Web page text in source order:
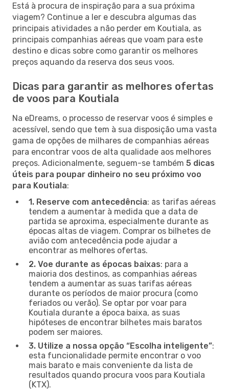
Está à procura de inspiração para a sua próxima
viagem? Continue a ler e descubra algumas das
principais atividades a não perder em Koutiala, as
principais companhias aéreas que voam para este
destino e dicas sobre como garantir os melhores
preços aquando da reserva dos seus voos.
Dicas para garantir as melhores ofertas
de voos para Koutiala
Na eDreams, o processo de reservar voos é simples e
acessível, sendo que tem à sua disposição uma vasta
gama de opções de milhares de companhias aéreas
para encontrar voos de alta qualidade aos melhores
preços. Adicionalmente, seguem-se também 5 dicas
úteis para poupar dinheiro no seu próximo voo
para Koutiala:
1. Reserve com antecedência: as tarifas aéreas
tendem a aumentar à medida que a data de
partida se aproxima, especialmente durante as
épocas altas de viagem. Comprar os bilhetes de
avião com antecedência pode ajudar a
encontrar as melhores ofertas.
2. Voe durante as épocas baixas: para a
maioria dos destinos, as companhias aéreas
tendem a aumentar as suas tarifas aéreas
durante os períodos de maior procura (como
feriados ou verão). Se optar por voar para
Koutiala durante a época baixa, as suas
hipóteses de encontrar bilhetes mais baratos
podem ser maiores.
3. Utilize a nossa opção “Escolha inteligente”:
esta funcionalidade permite encontrar o voo
mais barato e mais conveniente da lista de
resultados quando procura voos para Koutiala
(KTX).